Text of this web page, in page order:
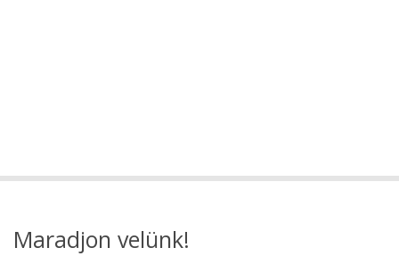
Maradjon velünk!